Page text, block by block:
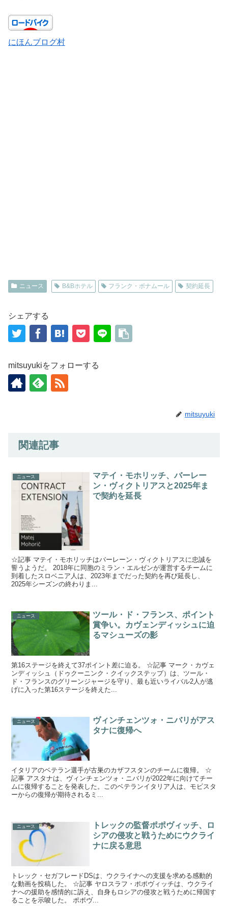
にほんブログ村
ニュース B&Bホテル フランク・ボナムール 契約延長
シェアする
mitsuyukiをフォローする
mitsuyuki
関連記事
ニュース
マテイ・モホリッチ、バーレー
ン・ヴィクトリアスと2025年ま
で契約を延長
☆記事 マテイ・モホリッチはバーレーン・ヴィクトリアスに忠誠を
誓うようだ。 2018年に同胞のミラン・エルゼンが運営するチームに
到着したスロベニア人は、2023年までだった契約を再び延長し、
2025年シーズンの終わりま...
ニュース
ツール・ド・フランス、ポイント
賞争い。カヴェンディッシュに迫
るマシューズの影
第16ステージを終えて37ポイント差に迫る。 ☆記事 マーク・カヴェ
ンディッシュ（ドゥクーニンク・クイックステップ）は、ツール・
ド・フランスのグリーンジャージを守り、最も近いライバル2人が逃
げに入った第16ステージを終えた...
ニュース
ヴィンチェンツォ・ニバリがアス
タナに復帰へ
イタリアのベテラン選手が古巣のカザフスタンのチームに復帰。 ☆
記事 アスタナは、ヴィンチェンツォ・ニバリが2022年に向けてチー
ムに復帰することを発表した。このベテランイタリア人は、モビスタ
ーからの復帰が期待されるミ...
ニュース
トレックの監督ポポヴィッチ、ロ
シアの侵攻と戦うためにウクライ
ナに戻る意思
トレック・セガフレードDSは、ウクライナへの支援を求める感動的
な動画を投稿した。 ☆記事 ヤロスラフ・ポポヴィッチは、ウクライ
ナへの援助を感情的に訴え、自身もロシアの侵攻と戦うために帰国す
ることを示唆した。 ポポヴ...